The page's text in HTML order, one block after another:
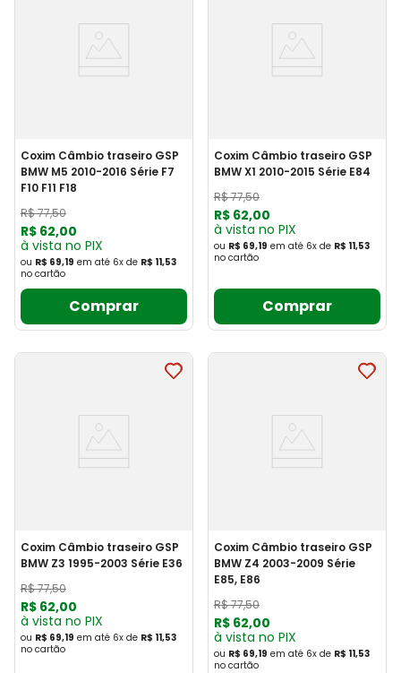
Coxim Câmbio traseiro GSP
BMW M5 2010-2016 Série F7
F10 F11 F18
R$77,50
R$ 62,00
à vista no PIX
ou R$ 69,19 em até 6x de R$ 11,53
no cartão
Comprar
Coxim Câmbio traseiro GSP
BMW X1 2010-2015 Série E84
R$77,50
R$ 62,00
à vista no PIX
ou R$ 69,19 em até 6x de R$ 11,53
no cartão
Comprar
Coxim Câmbio traseiro GSP
BMW Z3 1995-2003 Série E36
R$77,50
R$ 62,00
à vista no PIX
ou R$ 69,19 em até 6x de R$ 11,53
no cartão
Coxim Câmbio traseiro GSP
BMW Z4 2003-2009 Série
E85, E86
R$77,50
R$ 62,00
à vista no PIX
ou R$ 69,19 em até 6x de R$ 11,53
no cartão